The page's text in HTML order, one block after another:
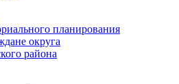
планирования
округа
района